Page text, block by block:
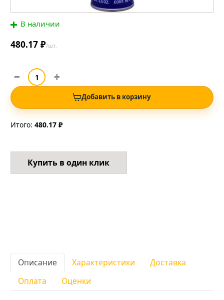
В наличии
480.17 ₽/шт.
Добавить в корзину
Итого: 480.17 ₽
Купить в один клик
Описание Характеристики
Доставка
Оплата
Оценки